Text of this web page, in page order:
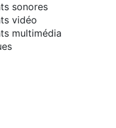
sonores
vidéo
multimédia